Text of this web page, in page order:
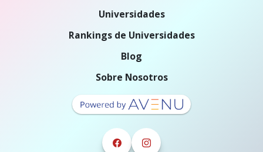
Universidades
Rankings de Universidades
Blog
Sobre Nosotros